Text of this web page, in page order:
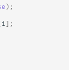
);
i ];